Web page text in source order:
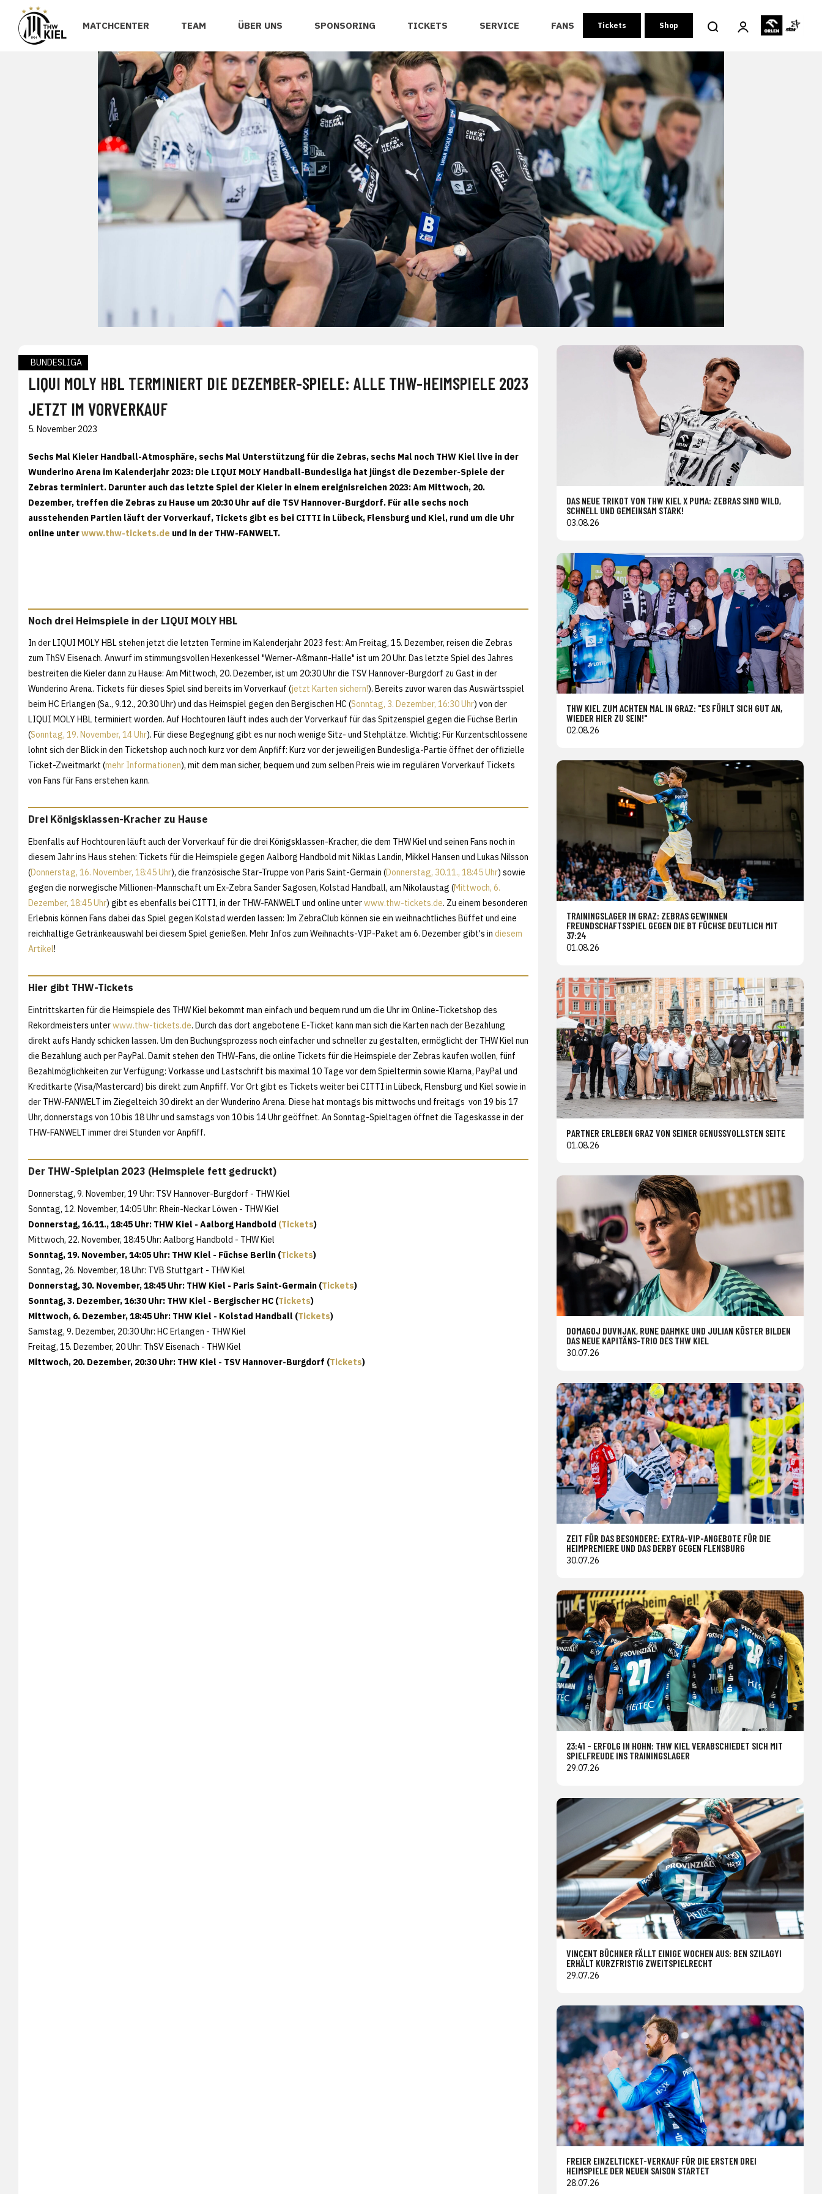
MATCHCENTER TEAM ÜBER UNS SPONSORING TICKETS SERVICE FANS Tickets Shop
BUNDESLIGA
LIQUI MOLY HBL TERMINIERT DIE DEZEMBER-SPIELE: ALLE THW-HEIMSPIELE 2023
JETZT IM VORVERKAUF
5. November 2023
Sechs Mal Kieler Handball-Atmosphäre, sechs Mal Unterstützung für die Zebras, sechs Mal noch THW Kiel live in der
Wunderino Arena im Kalenderjahr 2023: Die LIQUI MOLY Handball-Bundesliga hat jüngst die Dezember-Spiele der
Zebras terminiert. Darunter auch das letzte Spiel der Kieler in einem ereignisreichen 2023: Am Mittwoch, 20.
Dezember, treffen die Zebras zu Hause um 20:30 Uhr auf die TSV Hannover-Burgdorf. Für alle sechs noch
ausstehenden Partien läuft der Vorverkauf, Tickets gibt es bei CITTI in Lübeck, Flensburg und Kiel, rund um die Uhr
online unterwww.thw-tickets.de und in der THW-FANWELT.
Noch drei Heimspiele in der LIQUI MOLY HBL
In der LIQUI MOLY HBL stehen jetzt die letzten Termine im Kalenderjahr 2023 fest: Am Freitag, 15. Dezember, reisen die Zebras
zum ThSV Eisenach. Anwurf im stimmungsvollen Hexenkessel "Werner-Aßmann-Halle" ist um 20 Uhr. Das letzte Spiel des Jahres
bestreiten die Kieler dann zu Hause: Am Mittwoch, 20. Dezember, ist um 20:30 Uhr die TSV Hannover-Burgdorf zu Gast in der
Wunderino Arena. Tickets für dieses Spiel sind bereits im Vorverkauf (jetzt Karten sichern!). Bereits zuvor waren das Auswärtsspiel
beim HC Erlangen (Sa., 9.12., 20:30 Uhr) und das Heimspiel gegen den Bergischen HC (Sonntag, 3. Dezember, 16:30 Uhr) von der
LIQUI MOLY HBL terminiert worden. Auf Hochtouren läuft indes auch der Vorverkauf für das Spitzenspiel gegen die Füchse Berlin
(Sonntag, 19. November, 14 Uhr). Für diese Begegnung gibt es nur noch wenige Sitz- und Stehplätze. Wichtig: Für Kurzentschlossene
lohnt sich der Blick in den Ticketshop auch noch kurz vor dem Anpfiff: Kurz vor der jeweiligen Bundesliga-Partie öffnet der offizielle
Ticket-Zweitmarkt (mehr Informationen), mit dem man sicher, bequem und zum selben Preis wie im regulären Vorverkauf Tickets
von Fans für Fans erstehen kann.
Drei Königsklassen-Kracher zu Hause
Ebenfalls auf Hochtouren läuft auch der Vorverkauf für die drei Königsklassen-Kracher, die dem THW Kiel und seinen Fans noch in
diesem Jahr ins Haus stehen: Tickets für die Heimspiele gegen Aalborg Handbold mit Niklas Landin, Mikkel Hansen und Lukas Nilsson
(Donnerstag, 16. November, 18:45 Uhr), die französische Star-Truppe von Paris Saint-Germain (Donnerstag, 30.11., 18:45 Uhr) sowie
gegen die norwegische Millionen-Mannschaft um Ex-Zebra Sander Sagosen, Kolstad Handball, am Nikolaustag (Mittwoch, 6.
Dezember, 18:45 Uhr) gibt es ebenfalls bei CITTI, in der THW-FANWELT und online unterwww.thw-tickets.de. Zu einem besonderen
Erlebnis können Fans dabei das Spiel gegen Kolstad werden lassen: Im ZebraClub können sie ein weihnachtliches Büffet und eine
reichhaltige Getränkeauswahl bei diesem Spiel genießen. Mehr Infos zum Weihnachts-VIP-Paket am 6. Dezember gibt's in diesem
Artikel!
Hier gibt THW-Tickets
Eintrittskarten für die Heimspiele des THW Kiel bekommt man einfach und bequem rund um die Uhr im Online-Ticketshop des
Rekordmeisters unterwww.thw-tickets.de. Durch das dort angebotene E-Ticket kann man sich die Karten nach der Bezahlung
direkt aufs Handy schicken lassen. Um den Buchungsprozess noch einfacher und schneller zu gestalten, ermöglicht der THW Kiel nun
die Bezahlung auch per PayPal. Damit stehen den THW-Fans, die online Tickets für die Heimspiele der Zebras kaufen wollen, fünf
Bezahlmöglichkeiten zur Verfügung: Vorkasse und Lastschrift bis maximal 10 Tage vor dem Spieltermin sowie Klarna, PayPal und
Kreditkarte (Visa/Mastercard) bis direkt zum Anpfiff. Vor Ort gibt es Tickets weiter bei CITTI in Lübeck, Flensburg und Kiel sowie in
der THW-FANWELT im Ziegelteich 30 direkt an der Wunderino Arena. Diese hat montags bis mittwochs und freitags von 19 bis 17
Uhr, donnerstags von 10 bis 18 Uhr und samstags von 10 bis 14 Uhr geöffnet. An Sonntag-Spieltagen öffnet die Tageskasse in der
THW-FANWELT immer drei Stunden vor Anpfiff.
Der THW-Spielplan 2023 (Heimspiele fett gedruckt)
Donnerstag, 9. November, 19 Uhr: TSV Hannover-Burgdorf - THW Kiel
Sonntag, 12. November, 14:05 Uhr: Rhein-Neckar Löwen - THW Kiel
Donnerstag, 16.11., 18:45 Uhr: THW Kiel - Aalborg Handbold (Tickets)
Mittwoch, 22. November, 18:45 Uhr: Aalborg Handbold - THW Kiel
Sonntag, 19. November, 14:05 Uhr: THW Kiel - Füchse Berlin (Tickets)
Sonntag, 26. November, 18 Uhr: TVB Stuttgart - THW Kiel
Donnerstag, 30. November, 18:45 Uhr: THW Kiel - Paris Saint-Germain (Tickets)
Sonntag, 3. Dezember, 16:30 Uhr: THW Kiel - Bergischer HC (Tickets)
Mittwoch, 6. Dezember, 18:45 Uhr: THW Kiel - Kolstad Handball (Tickets)
Samstag, 9. Dezember, 20:30 Uhr: HC Erlangen - THW Kiel
Freitag, 15. Dezember, 20 Uhr: ThSV Eisenach - THW Kiel
Mittwoch, 20. Dezember, 20:30 Uhr: THW Kiel - TSV Hannover-Burgdorf (Tickets)
DAS NEUE TRIKOT VON THW KIEL X PUMA: ZEBRAS SIND WILD,
SCHNELL UND GEMEINSAM STARK!
03.08.26
THW KIEL ZUM ACHTEN MAL IN GRAZ: "ES FÜHLT SICH GUT AN,
WIEDER HIER ZU SEIN!"
02.08.26
TRAININGSLAGER IN GRAZ: ZEBRAS GEWINNEN
FREUNDSCHAFTSSPIEL GEGEN DIE BT FÜCHSE DEUTLICH MIT
37:24
01.08.26
PARTNER ERLEBEN GRAZ VON SEINER GENUSSVOLLSTEN SEITE
01.08.26
DOMAGOJ DUVNJAK, RUNE DAHMKE UND JULIAN KÖSTER BILDEN
DAS NEUE KAPITÄNS-TRIO DES THW KIEL
30.07.26
ZEIT FÜR DAS BESONDERE: EXTRA-VIP-ANGEBOTE FÜR DIE
HEIMPREMIERE UND DAS DERBY GEGEN FLENSBURG
30.07.26
23:41 – ERFOLG IN HOHN: THW KIEL VERABSCHIEDET SICH MIT
SPIELFREUDE INS TRAININGSLAGER
29.07.26
VINCENT BÜCHNER FÄLLT EINIGE WOCHEN AUS: BEN SZILAGYI
ERHÄLT KURZFRISTIG ZWEITSPIELRECHT
29.07.26
FREIER EINZELTICKET-VERKAUF FÜR DIE ERSTEN DREI
HEIMSPIELE DER NEUEN SAISON STARTET
28.07.26